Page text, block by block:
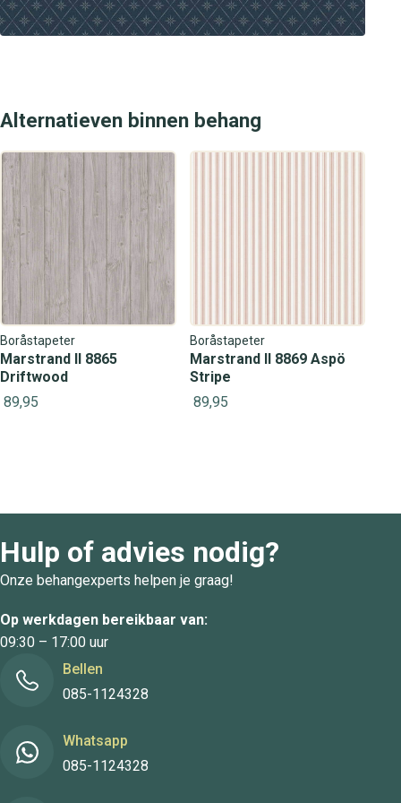
Alternatieven binnen behang
Boråstapeter
Marstrand II 8865
Driftwood
89,95
Boråstapeter
Marstrand II 8869 Aspö
Stripe
89,95
Hulp of advies nodig?
Onze behangexperts helpen je graag!
Op werkdagen bereikbaar van:
09:30 – 17:00 uur
Bellen
085-1124328
Whatsapp
085-1124328